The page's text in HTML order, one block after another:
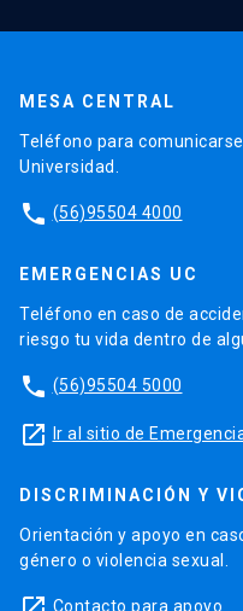
MESA CENTRAL
Teléfono para
Universidad.
phone (56)95504 4000
EMERGENCIAS UC
Teléfono en caso de
riesgo tu vida dentro de
phone (56)95504 5000
launch Ir al sitio de
DISCRIMINACIÓN Y
Orientación y apoyo en
género o violencia sexual.
Contacto para apoyo